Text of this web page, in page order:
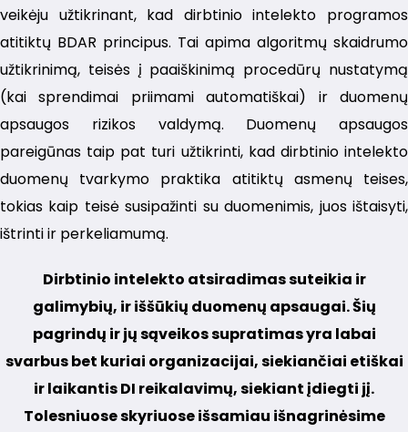
veikėju užtikrinant, kad dirbtinio intelekto programos
atitiktų BDAR principus. Tai apima algoritmų skaidrumo
užtikrinimą, teisės į paaiškinimą procedūrų nustatymą
(kai sprendimai priimami automatiškai) ir duomenų
apsaugos rizikos valdymą. Duomenų apsaugos
pareigūnas taip pat turi užtikrinti, kad dirbtinio intelekto
duomenų tvarkymo praktika atitiktų asmenų teises,
tokias kaip teisė susipažinti su duomenimis, juos ištaisyti,
ištrinti ir perkeliamumą.
Dirbtinio intelekto atsiradimas suteikia ir
galimybių, ir iššūkių duomenų apsaugai. Šių
pagrindų ir jų sąveikos supratimas yra labai
svarbus bet kuriai organizacijai, siekiančiai etiškai
ir laikantis DI reikalavimų, siekiant įdiegti jį.
Tolesniuose skyriuose išsamiau išnagrinėsime